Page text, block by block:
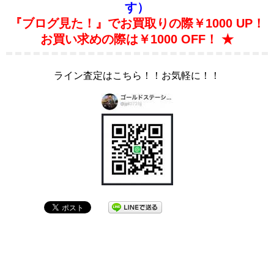
す）
『ブログ見た！』でお買取りの際￥1000 UP！
お買い求めの際は￥1000 OFF！ ★
ライン査定はこちら！！お気軽に！！